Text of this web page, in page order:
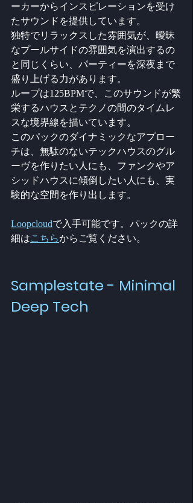
ーカーからインスピレーションを受け
たサウンドを提供しています。
独特でリラックスした雰囲気が、曖昧
なプールサイドの雰囲気を演出するの
と同じくらい、パーティーを深夜まで
盛り上げる力があります。
ループは125BPMで、このサウンドが繁
栄するハウスとテクノの間のタイムレ
スな境界線を描いています。
このパックのダイナミックなアプロー
チは、無駄のないテックハウスのグル
ーヴを作りたい人にも、ファンクやア
シッドハウスに傾倒したい人にも、実
験的な空間を作り出します。
Loopcloudで入手可能です。パックの詳
細はこちらからご覧ください。
Samplestate - Minimal
Deep Tech